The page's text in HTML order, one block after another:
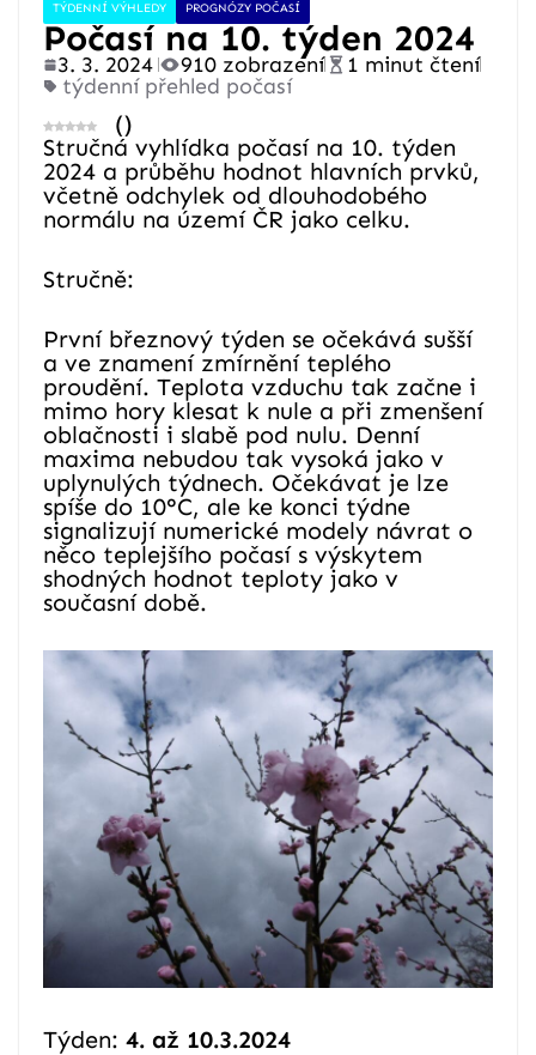
TÝDENNÍ VÝHLEDY PROGNÓZY POČASÍ
Počasí na 10. týden 2024
3. 3. 2024 910 zobrazení
1 minut čtení
týdenní přehled počasí
()
Stručná vyhlídka počasí na 10. týden
2024 a průběhu hodnot hlavních prvků,
včetně odchylek od dlouhodobého
normálu na území ČR jako celku.
Stručně:
První březnový týden se očekává sušší
a ve znamení zmírnění teplého
proudění. Teplota vzduchu tak začne i
mimo hory klesat k nule a při zmenšení
oblačnosti i slabě pod nulu. Denní
maxima nebudou tak vysoká jako v
uplynulých týdnech. Očekávat je lze
spíše do 10°C, ale ke konci týdne
signalizují numerické modely návrat o
něco teplejšího počasí s výskytem
shodných hodnot teploty jako v
současní době.
Týden: 4. až 10.3.2024